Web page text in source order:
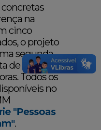
na
cinco
o projeto
segunda
de novas
Todos os
no
"Pessoas
.